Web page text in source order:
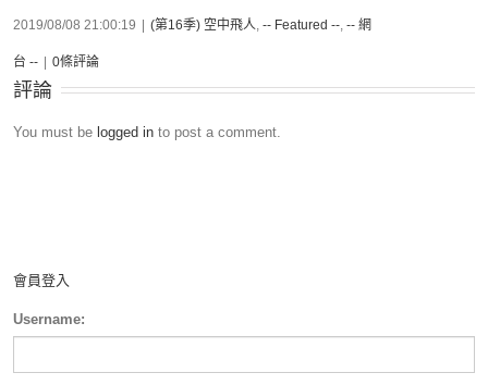
2019/08/08 21:00:19 (第16季) 空中飛人, -- Featured --, -- 網
台 -- 0條評論
評論
You must be logged in to post a comment.
會員登入
Username: